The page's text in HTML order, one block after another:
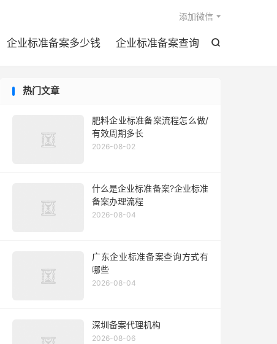

企业标准备案多少钱 企业标准备案查询
添加微信
热门文章
肥料企业标准备案流程怎么做/
有效周期多长
2026-08-02
什么是企业标准备案?企业标准
备案办理流程
2026-08-04
广东企业标准备案查询方式有
哪些
2026-08-04
深圳备案代理机构
2026-08-06